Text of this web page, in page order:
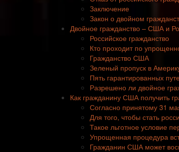
Заключение
Закон о двойном
Двойное гражданство – США и
Российское гражданство
Кто проходит по
Гражданство США
Зеленый пропуск в
Пять гарантированных
Разрешено ли двойное
Как гражданину США получить
Согласно принятому 31
Для того, чтобы стать
Такое льготное условие
Упрощенная процедура
Гражданин США может